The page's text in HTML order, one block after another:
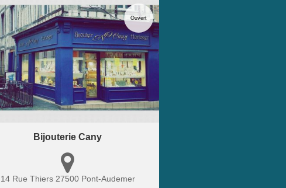
Bijouterie Cany
14 Rue Thiers 27500 Pont-Audemer
Ouvert